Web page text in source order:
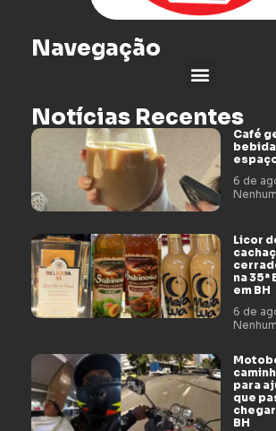
Navegação
Notícias Recentes
Café
6 de
Licor
na 35ª
em BH
6 de
para
que
BH